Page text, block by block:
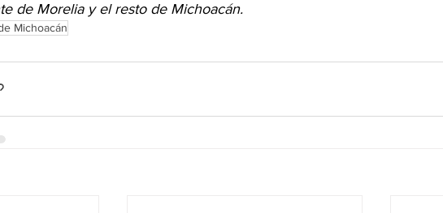
de Morelia y el resto de Michoacán.
Michoacán